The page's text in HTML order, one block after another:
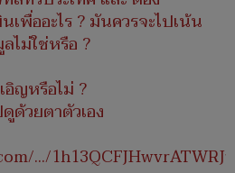
พื่ออะไร ? มันควรจะไปเน้น
ไม่ใช่หรือ ?
อิญหรือไม่ ?
ด้วยตาตัวเอง
.../